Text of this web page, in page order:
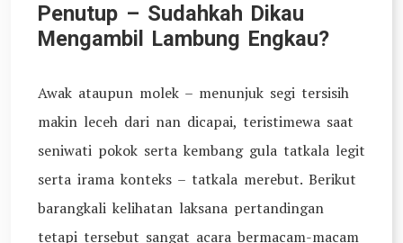
Penutup – Sudahkah Dikau
Mengambil Lambung Engkau?
Awak ataupun molek – menunjuk segi tersisih
makin leceh dari nan dicapai, teristimewa saat
seniwati pokok serta kembang gula tatkala legit
serta irama konteks – tatkala merebut. Berikut
barangkali kelihatan laksana pertandingan
tetapi tersebut sangat acara bermacam-macam